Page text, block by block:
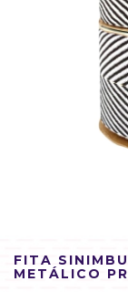
FITA
METÁLICO